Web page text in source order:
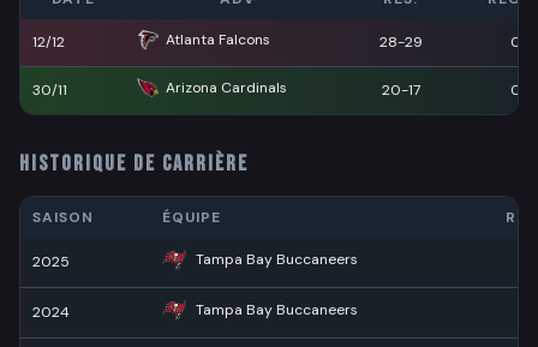
12/12 Atlanta Falcons 28-29 0
30/11 Arizona Cardinals 20-17 0
HISTORIQUE DE CARRIÈRE
SAISON ÉQUIPE
2025 Tampa Bay Buccaneers
2024 Tampa Bay Buccaneers